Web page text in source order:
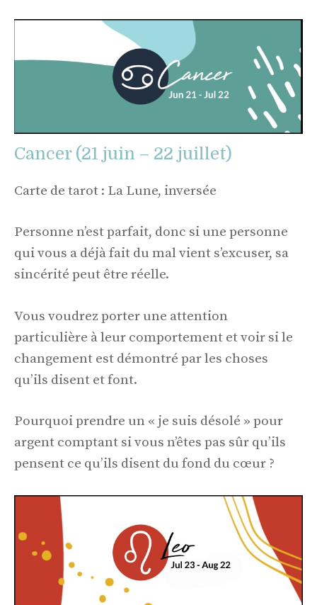
Cancer (21 juin – 22 juillet)
Carte de tarot : La Lune, inversée
Personne n’est parfait, donc si une personne
qui vous a déjà fait du mal vient s’excuser, sa
sincérité peut être réelle.
Vous voudrez porter une attention
particulière à leur comportement et voir si le
changement est démontré par les choses
qu’ils disent et font.
Pourquoi prendre un « je suis désolé » pour
argent comptant si vous n’êtes pas sûr qu’ils
pensent ce qu’ils disent du fond du cœur ?